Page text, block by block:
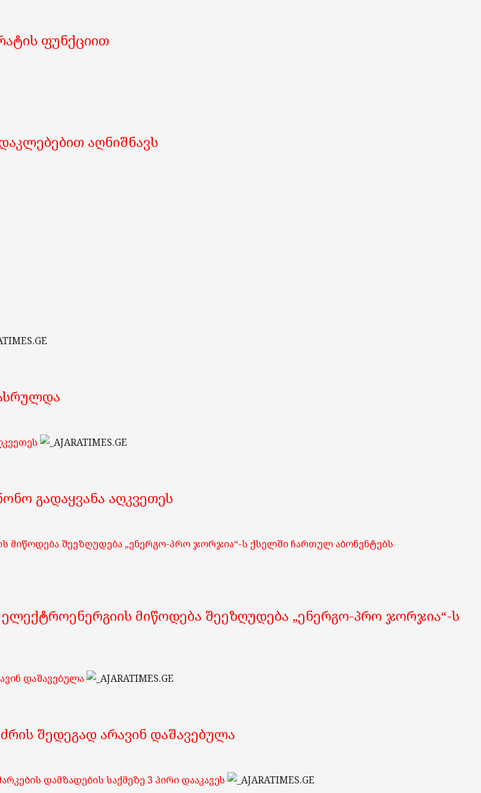
ფუნქციით
აღნიშნავს
გადაყვანა აღკვეთეს
მიწოდება შეეზღუდება „ენერგო-პრო ჯორჯია“-ს ქსელში ჩართულ აბონენტებს
მიწოდება შეეზღუდება „ენერგო-პრო ჯორჯია“-ს
დაშავებულა
შედეგად არავინ დაშავებულა
დამზადების საქმეზე 3 პირი დააკავეს